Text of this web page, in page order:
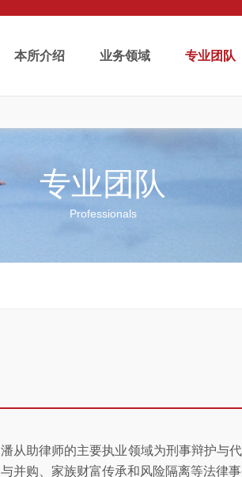
本所介绍 业务领域 专业团队
专业团队
Professionals
潘从助律师的主要执业领域为刑事辩护与
与并购、家族财富传承和风险隔离等法律事